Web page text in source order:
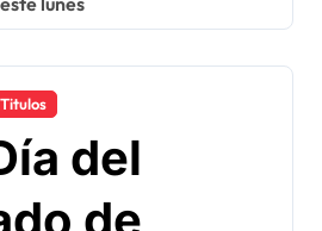
Titulos
del